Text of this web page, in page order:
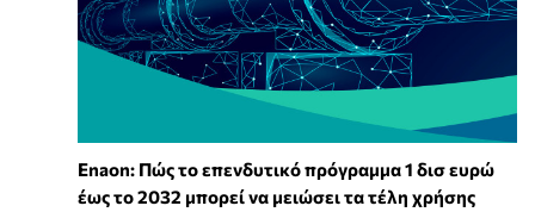
Enaon: Πώς το επενδυτικό πρόγραμμα 1 δισ ευρώ
έως το 2032 μπορεί να μειώσει τα τέλη χρήσης